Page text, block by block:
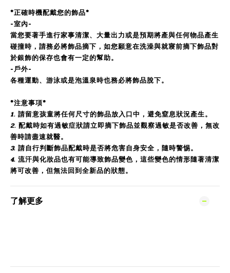
*正確時機配戴您的飾品*
-室內-
當您要著手進行家事清潔、大量出力或是預期將產與任何物品產生
碰撞時，請務必將飾品摘下，如您願意在洗澡與就寢前摘下飾品對
於銀飾的保存也會有一定的幫助。
-戶外-
各種運動、游泳或是泡溫泉時也務必將飾品脫下。
*注意事項*
1. 請留意孩童將任何尺寸的飾品放入口中，避免窒息狀況產生。
2. 配戴時如有過敏症狀請立即摘下飾品並觀察過敏是否改善，無改
善時請盡速就醫。
3. 請自行判斷飾品配戴時是否將危害自身安全，隨時警惕。
4. 流汗與化妝品也有可能導致飾品變色，這些變色的情形隨著清潔
將可改善，但無法回到全新品的狀態。
了解更多